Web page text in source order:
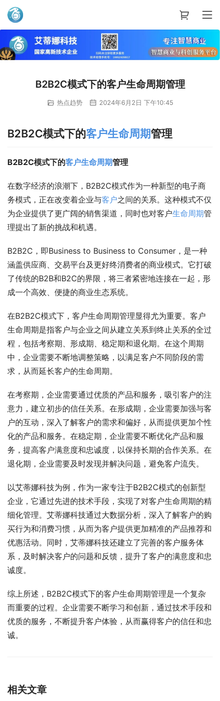
艾蒂娜科技
B2B2C模式下的客户生命周期管理
热点趋势 2024年6月2日 下午10:45
B2B2C模式下的客户生命周期管理
B2B2C模式下的客户生命周期管理
在数字经济的浪潮下，B2B2C模式作为一种新型的电子商
务模式，正在改变着企业与客户之间的关系。这种模式不仅
为企业提供了更广阔的销售渠道，同时也对客户生命周期管
理提出了新的挑战和机遇。
B2B2C，即Business to Business to Consumer，是一种
涵盖供应商、交易平台及更好终消费者的商业模式。它打破
了传统的B2B和B2C的界限，将三者紧密地连接在一起，形
成一个高效、便捷的商业生态系统。
在B2B2C模式下，客户生命周期管理显得尤为重要。客户
生命周期是指客户与企业之间从建立关系到终止关系的全过
程，包括考察期、形成期、稳定期和退化期。在这个周期
中，企业需要不断地调整策略，以满足客户不同阶段的需
求，从而延长客户的生命周期。
在考察期，企业需要通过优质的产品和服务，吸引客户的注
意力，建立初步的信任关系。在形成期，企业需要加强与客
户的互动，深入了解客户的需求和偏好，从而提供更加个性
化的产品和服务。在稳定期，企业需要不断优化产品和服
务，提高客户满意度和忠诚度，以保持长期的合作关系。在
退化期，企业需要及时发现并解决问题，避免客户流失。
以艾蒂娜科技为例，作为一家专注于B2B2C模式的创新型
企业，它通过先进的技术手段，实现了对客户生命周期的精
细化管理。艾蒂娜科技通过大数据分析，深入了解客户的购
买行为和消费习惯，从而为客户提供更加精准的产品推荐和
优惠活动。同时，艾蒂娜科技还建立了完善的客户服务体
系，及时解决客户的问题和反馈，提升了客户的满意度和忠
诚度。
综上所述，B2B2C模式下的客户生命周期管理是一个复杂
而重要的过程。企业需要不断学习和创新，通过技术手段和
优质的服务，不断提升客户体验，从而赢得客户的信任和忠
诚。
相关文章